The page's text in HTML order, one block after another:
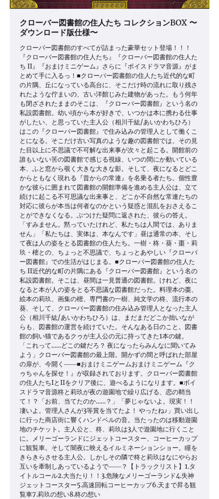
クローバー図書館の住人たち コレクションBOX 〜
ダウンロード版仕様〜
クローバー図書館のすべてが詰まった豪華セット登場！！！
『クローバー図書館の住人たち』『クローバー図書館の住人た
ち II』『おまけミニゲーム』さらに『ボイスドラマ音源』がま
とめて手に入るっ！■クローバー図書館の住人たち近代的な町
の片隅、丘になっている高台に、そこだけ時の流れに取り残さ
れたような佇まいの、古い洋館じみた建物があった。もう何年
も閉ざされたままのそこは、『クローバー図書館』という名の
私設図書館。幼い頃から本が好きで、いつかは本に携わる仕事
がしたい、と思っていた主人公（相川千紘/あいかわちひろ）
はこの『クローバー図書館』で住み込みの管理人として働くこ
とになる。そこだけ古い写真のような趣の図書館では、その見
た目以上に不思議で不可解な出来事が次々と起こる。開館前の
誰もいない筈の図書館で感じる視線、いつの間にか動いている
本、ふと窓から覗く大きな大きな影。そして、夜になるとどこ
からともなく現れる『昔からの常連』を名乗る者たち。個性豊
かな彼らに囲まれて図書館の開館準備を進める主人公は、立て
続けに起こる不可思議な出来事と、どこか不自然な常連たちの
対応に彼らが本当は何者なのかという疑惑と混乱をおさえるこ
とができなくなる。ぶつけた疑問に返された、彼らの答え。
「すみません。黙っていたけれど、私たちは人間では、ありま
せん」「私たちは、実体は、本なんです」昼は通常の本、そし
て夜は人の姿をとる図書館の住人たち。一樹・柊・葵・棗・莉
玖・樒との、ちょっと不思議で、ちょっとあやしい『クローバ
ー図書館』での生活がはじまる。■クローバー図書館の住人た
ち II近代的な町の片隅にある『クローバー図書館』という名の
私設図書館。そこは、昼間は一見普通の図書館。けれど、夜に
なると本が人の姿をとる不思議な図書館だった。料理本の棗、
絵本の莉玖、画集の樒、専門書の一樹、純文学の柊、流行本の
葵、そして、クローバー図書館の住み込み管理人となった主人
公（相川千紘/あいかわちひろ）は、まだまだどこか拙いなが
らも、図書館の運営を続けていた。そんなある日のこと。図書
館の飼い猫であるクゥが主人公の元に持ってきた1本の鍵。
「これって……どこの鍵だろ？ 夜になったらみんなに聞いてみ
よう」クローバー図書館の最上階。開かずの間と呼ばれた部屋
の扉が、今開く――■おまけミニゲームおまけミニゲーム『ク
ゥちゃんを探せ！』が収録されております。クローバー図書館
の住人たちIとIIをクリア後に、遊べるようになります。■ボイ
スドラマ音源柊と莉玖が夜の遊園地で繰り広げる、恋の鞘当
て！？「お前、当てたのか……？」「夢じゃないよ。現実！！
凄いよ。管理人さんが3等賞を当てたよ！ やったね♪」買い出し
に行った商店街に響くハンドベルの音。当たったのは移動遊園
地のチケット。主人公と、柊、莉玖は3人で遊園地に行くこと
に。メリーゴーランドにジェットコースター、コーヒーカップ
に観覧車。そして闇夜に映えるイルミネーションショー。瞳を
きらきらさせる主人公。しかしその隣で柊と莉玖はなにやらお
互いを牽制しあっているようで――？【トラックリスト】1.タ
イトルコール2.大当たり！！3.危険なメリーゴーランド4.失神
ジェットコースター5.高速回転コーヒーカップ6.天まで昇る観
覧車7.莉玖の想い8.柊の想い